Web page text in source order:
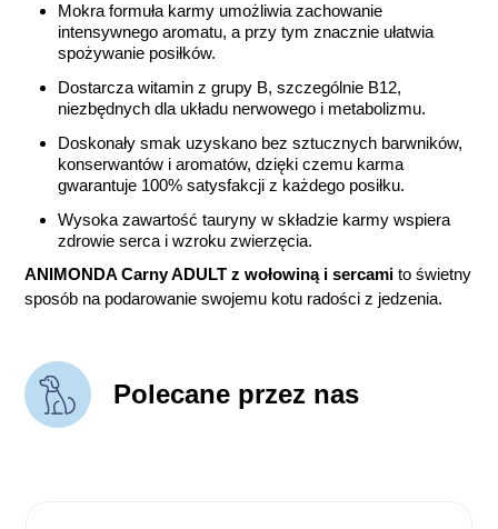
Mokra formuła karmy umożliwia zachowanie
intensywnego aromatu, a przy tym znacznie ułatwia
spożywanie posiłków.
Dostarcza witamin z grupy B, szczególnie B12,
niezbędnych dla układu nerwowego i metabolizmu.
Doskonały smak uzyskano bez sztucznych barwników,
konserwantów i aromatów, dzięki czemu karma
gwarantuje 100% satysfakcji z każdego posiłku.
Wysoka zawartość tauryny w składzie karmy wspiera
zdrowie serca i wzroku zwierzęcia.
ANIMONDA Carny ADULT z wołowiną i sercami to świetny
sposób na podarowanie swojemu kotu radości z jedzenia.
Polecane przez nas